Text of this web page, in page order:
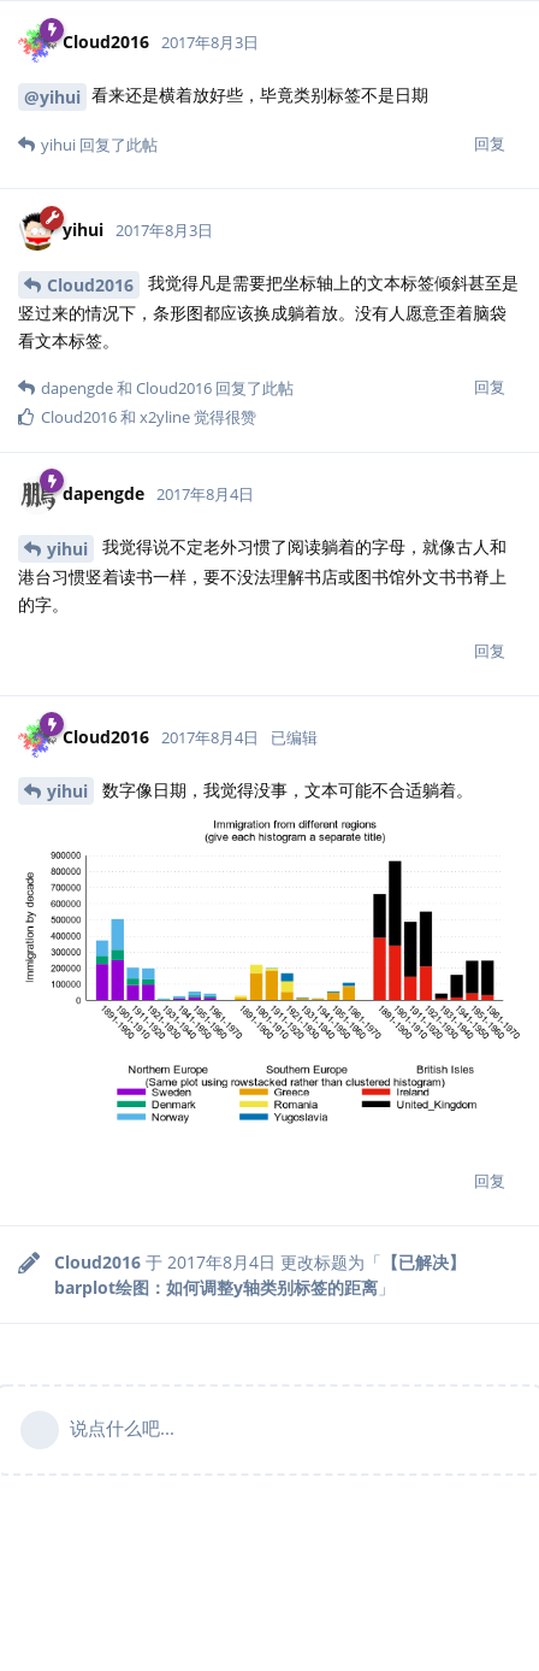
Cloud2016 2017年8月3日
@yihui 看来还是横着放好些，毕竟类别标签不是日期
回复
yihui 回复了此帖
yihui 2017年8月3日
Cloud2016
我觉得凡是需要把坐标轴上的文本标签倾斜甚至是
竖过来的情况下，条形图都应该换成躺着放。没有人愿意歪着脑袋
看文本标签。
回复
dapengde和 Cloud2016 回复了此帖
Cloud2016和 x2yline觉得很赞
dapengde 2017年8月4日
yihui
我觉得说不定老外习惯了阅读躺着的字母，就像古人和
港台习惯竖着读书一样，要不没法理解书店或图书馆外文书书脊上
的字。
回复
Cloud2016 2017年8月4日 已编辑
yihui 数字像日期，我觉得没事，文本可能不合适躺着。
回复
Cloud2016 于 2017年8月4日 更改标题为「 【已解决】
barplot绘图：如何调整y轴类别标签的距离 」
说点什么吧...